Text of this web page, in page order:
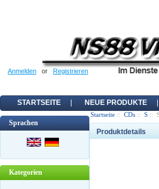
Anmelden or Registrieren
STARTSEITE NEUE PRODUKTE
Sprachen
Kategorien
Startseite :: CDs :: S ::
Produktdetails